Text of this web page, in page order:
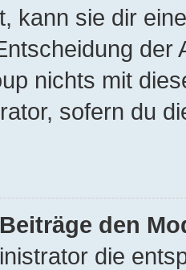
kann sie dir
der
nichts mit
sofern du
den
die